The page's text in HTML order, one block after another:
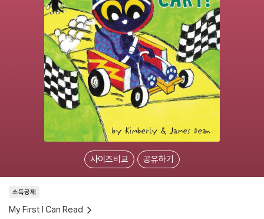
사이즈비교 공유하기
소득공제
My First I Can Read